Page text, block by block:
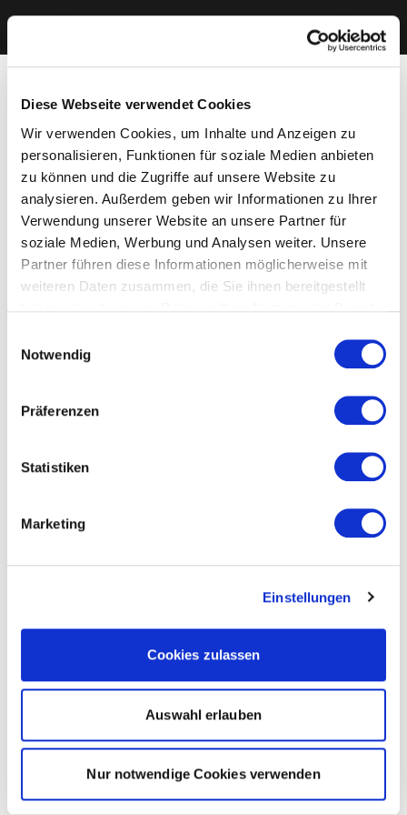
Diese Webseite verwendet Cookies
Wir verwenden Cookies, um Inhalte und Anzeigen zu
personalisieren, Funktionen für soziale Medien anbieten
zu können und die Zugriffe auf unsere Website zu
analysieren. Außerdem geben wir Informationen zu Ihrer
Verwendung unserer Website an unsere Partner für
soziale Medien, Werbung und Analysen weiter. Unsere
Partner führen diese Informationen möglicherweise mit
weiteren Daten zusammen, die Sie ihnen bereitgestellt
Cookies, wenn Sie unsere Webseite weiterhin nutzen.
Notwendig
Präferenzen
Statistiken
Marketing
Einstellungen
Cookies zulassen
Auswahl erlauben
Nur notwendige Cookies verwenden